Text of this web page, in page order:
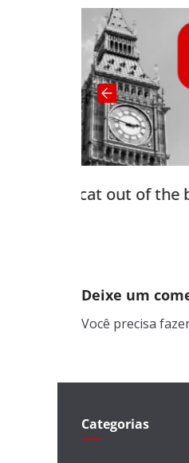
Deixe um
Você precisa
Categorias